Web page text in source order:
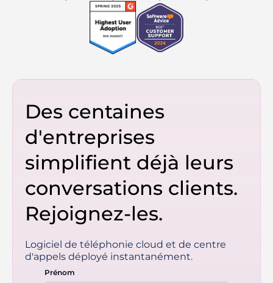
Des centaines
d'entreprises
simplifient déjà leurs
conversations clients.
Rejoignez-les.
Logiciel de téléphonie cloud et de centre
d'appels déployé instantanément.
Prénom